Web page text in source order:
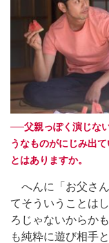
──父親っぽく演じな
うなものがにじみ出
とはありますか。
へんに「お父さ
てそういうことは
ろじゃないからか
も純粋に遊び相手